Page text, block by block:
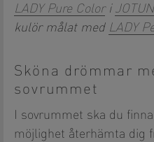
LADY Pure Colori
kulör målat med LADY
Sköna drömmar
sovrummet
I sovrummet ska du
möjlighet återhämta dig